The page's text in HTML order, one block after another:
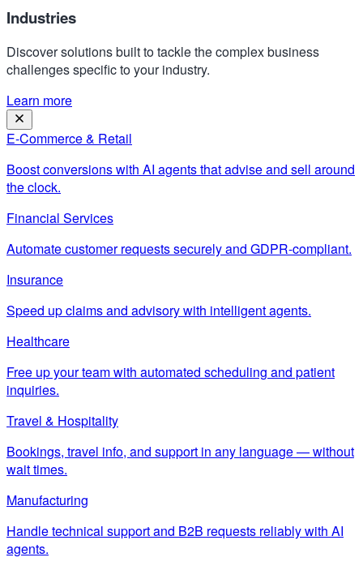
Industries
Discover solutions built to tackle the complex business
challenges specific to your industry.
Learn more
E-Commerce & Retail
Boost conversions with AI agents that advise and sell around
the clock.
Financial Services
Automate customer requests securely and GDPR-compliant.
Insurance
Speed up claims and advisory with intelligent agents.
Healthcare
Free up your team with automated scheduling and patient
inquiries.
Travel & Hospitality
Bookings, travel info, and support in any language — without
wait times.
Manufacturing
Handle technical support and B2B requests reliably with AI
agents.